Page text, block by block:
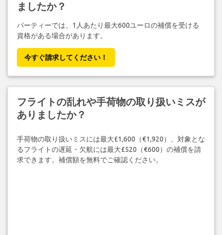
ましたか？
パーティーでは、1人あたり最大600ユーロの補償を受ける
資格がある場合があります。
今すぐ請求してください！
フライトの乱れや手荷物の取り扱いミスが
ありましたか？
手荷物の取り扱いミスには最大£1,600（€1,920）、対象とな
るフライトの遅延・欠航には最大£520（€600）の補償を請
求できます。補償額を無料でご確認ください。